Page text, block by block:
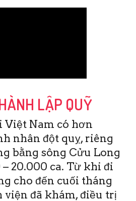
LẬP QUỸ
Việt Nam có hơn
nhân đột quỵ, riêng
bằng sông Cửu Long
– 20.000 ca. Từ khi đi
cho đến cuối tháng
viện đã khám, điều trị